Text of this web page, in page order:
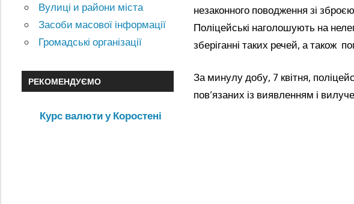
незаконного поводження зі
Поліцейські наголошують на
зберіганні таких речей, а також
За минулу добу, 7 квітня,
пов’язаних із виявленням і
Вулиці и райони міста
Засоби масової інформації
Громадські організації
РЕКОМЕНДУЄМО
Курс валюти у Коростені